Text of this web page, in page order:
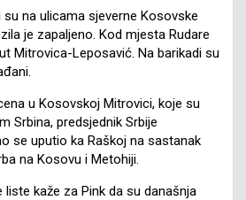
su na ulicama sjeverne Kosovske
je zapaljeno. Kod mjesta Rudare
Mitrovica-Leposavić. Na barikadi su
u Kosovskoj Mitrovici, koje su
Srbina, predsjednik Srbije
se uputio ka Raškoj na sastanak
na Kosovu i Metohiji.
liste kaže za Pink da su današnja